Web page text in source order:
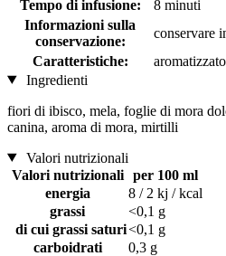
Tempo di infusione:
8 minuti
Informazioni sulla
conservazione:
conservare
Caratteristiche:
aromatizzato
Ingredienti
fiori di ibisco, mela, foglie di mora
canina, aroma di mora, mirtilli
Valori nutrizionali
Valori nutrizionali
per 100 ml
energia
8 / 2 kj / kcal
grassi
<0,1 g
di cui grassi saturi<0,1 g
carboidrati
0,3 g